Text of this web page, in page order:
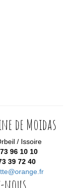
de Moidas
/ Issoire
96 10 10
39 72 40